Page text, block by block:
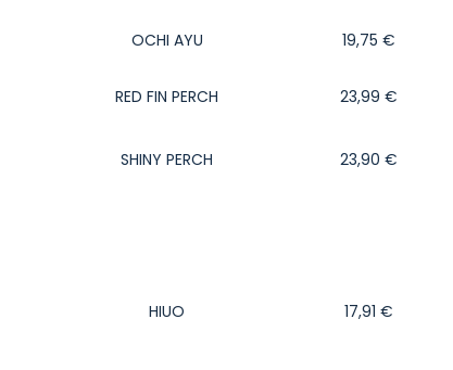
OCHI AYU 19,75 €
RED FIN PERCH 23,99 €
SHINY PERCH 23,90 €
HIUO 17,91 €